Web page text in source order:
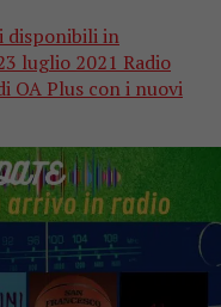
disponibili in
luglio 2021 Radio
OA Plus con i nuovi